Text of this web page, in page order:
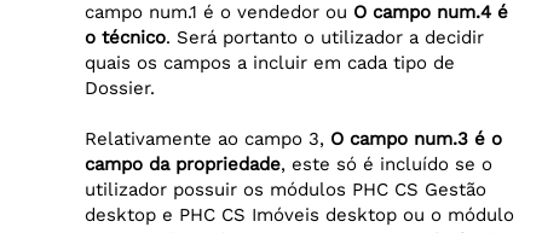
campo num.1 é o vendedor ou O campo num.4 é
o técnico. Será portanto o utilizador a decidir
quais os campos a incluir em cada tipo de
Dossier.
Relativamente ao campo 3, O campo num.3 é o
campo da propriedade, este só é incluído se o
utilizador possuir os módulos PHC CS Gestão
desktop e PHC CS Imóveis desktop ou o módulo